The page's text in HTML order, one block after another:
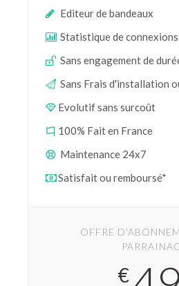
Editeur de bandeaux
Statistique de
Sans engagement de
Sans Frais d'installation
Evolutif sans surcoût
100% Fait en France
Maintenance 24x7
Satisfait ou remboursé*
OFFRE
€